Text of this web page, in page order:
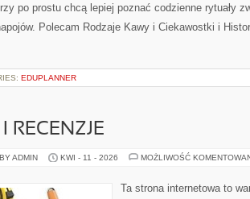
po prostu chcą lepiej poznać codzienne rytuały
Polecam Rodzaje Kawy i Ciekawostki i
EDUPLANNER
I RECENZJE
ADMIN KWI - 11 - 2026 MOŻLIWOŚĆ
Ta strona internetowa to